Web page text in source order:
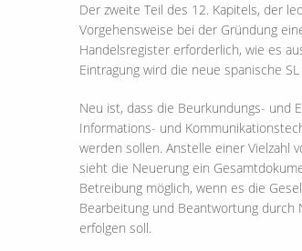
Der zweite Teil des 12. Kapitels, der
Vorgehensweise bei der Gründung
Handelsregister erforderlich, wie es
Eintragung wird die neue spanische
Neu ist, dass die Beurkundungs- und
Informations- und
werden sollen. Anstelle einer Vielzahl
sieht die Neuerung ein
Betreibung möglich, wenn es die
Bearbeitung und Beantwortung
erfolgen soll.